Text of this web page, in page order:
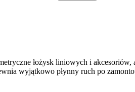
łożysk liniowych i akcesoriów,
wyjątkowo płynny ruch po